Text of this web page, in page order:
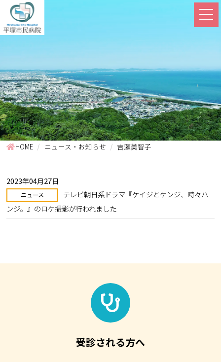
HOME ニュース・お知らせ 吉瀬美智子
2023年04月27日
ニュース
テレビ朝日系ドラマ『ケイジとケンジ、時々ハ
ンジ。』のロケ撮影が行われました
受診される方へ